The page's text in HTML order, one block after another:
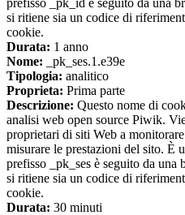
si ritiene sia un codice di
cookie.
Durata: 1 anno
Nome: _pk_ses.1.e39e
Tipologia: analitico
Proprieta: Prima parte
Descrizione: Questo nome di
analisi web open source Piwik.
proprietari di siti Web a
misurare le prestazioni del sito. È
prefisso _pk_ses è seguito da una
si ritiene sia un codice di
cookie.
Durata: 30 minuti